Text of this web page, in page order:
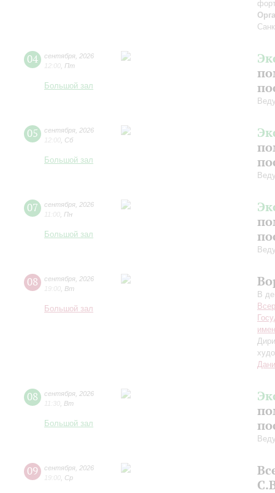
04 сентября 2026
12:00 Пт
Большой зал
05 сентября 2026
12:00 Сб
Большой зал
07 сентября 2026
11:00 Пн
Большой зал
08 сентября 2026
19:00 Вт
Большой зал
В
08 сентября 2026
11:30 Вт
Большой зал
09 сентября 2026
19:00 Ср